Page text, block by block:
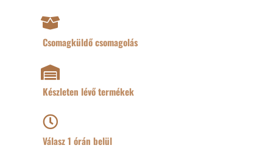
Csomagküldő csomagolás
Készleten lévő termékek
Válasz 1 órán belül